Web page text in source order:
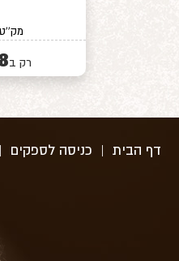
רק ב
דף הבית | כניסה לספקים |